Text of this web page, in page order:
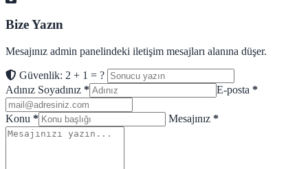
Bize Yazın
Mesajınız admin panelindeki iletişim mesajları alanına düşer.
Güvenlik: 2 + 1 = ?
Adınız Soyadınız * E-posta *
Konu * Mesajınız *